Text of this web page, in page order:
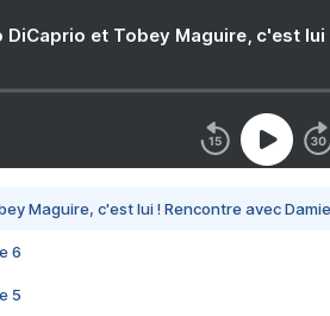
DiCaprio et Tobey Maguire, c'est
Maguire, c'est lui ! Rencontre avec
6
5